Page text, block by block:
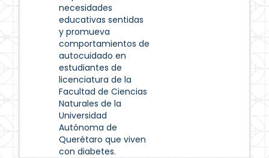
necesidades
educativas sentidas
y promueva
comportamientos de
autocuidado en
estudiantes de
licenciatura de la
Facultad de Ciencias
Naturales de la
Universidad
Autónoma de
Querétaro que viven
con diabetes.